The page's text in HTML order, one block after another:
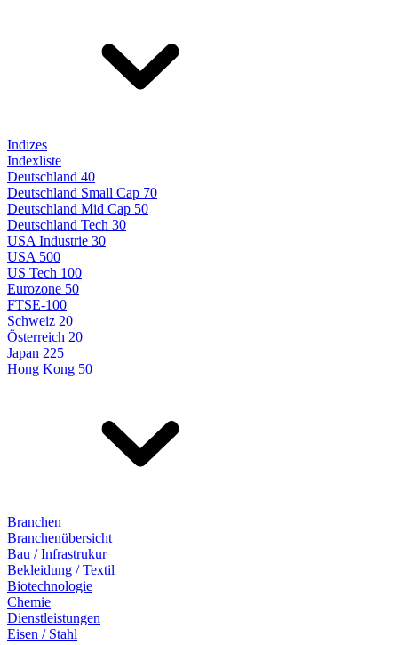
Indizes
Indexliste
Deutschland 40
Deutschland Small Cap 70
Deutschland Mid Cap 50
Deutschland Tech 30
USA Industrie 30
USA 500
US Tech 100
Eurozone 50
FTSE-100
Schweiz 20
Österreich 20
Japan 225
Hong Kong 50
Branchen
Branchenübersicht
Bau / Infrastrukur
Bekleidung / Textil
Biotechnologie
Chemie
Dienstleistungen
Eisen / Stahl